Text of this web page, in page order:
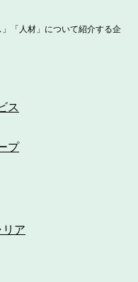
「人材」について紹介する企
ス
プ
リア